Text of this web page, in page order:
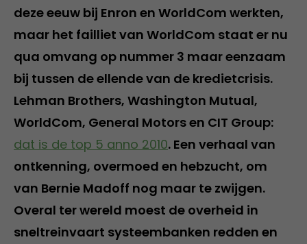
deze eeuw bij Enron en WorldCom werkten,
maar het failliet van WorldCom staat er nu
qua omvang op nummer 3 maar eenzaam
bij tussen de ellende van de kredietcrisis.
Lehman Brothers, Washington Mutual,
WorldCom, General Motors en CIT Group:
dat is de top 5 anno 2010. Een verhaal van
ontkenning, overmoed en hebzucht, om
van Bernie Madoff nog maar te zwijgen.
Overal ter wereld moest de overheid in
sneltreinvaart systeembanken redden en